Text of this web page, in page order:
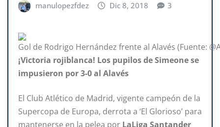
manulopezfdez Dic 8, 2018 3
Gol de Rodrigo Hernández frente al Alavés (Fuente:
¡Victoria rojiblanca! Los pupilos de Simeone se
impusieron por 3-0 al Alavés
El Club Atlético de Madrid, vigente campeón de la
Supercopa de Europa, derrota a ‘El Glorioso’ para
mantenerse en la pelea por LaLiga Santander